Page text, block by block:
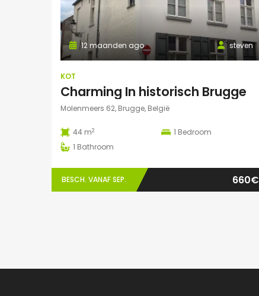
steven
12 maanden ago
KOT
Charming In historisch Brugge
Molenmeers 62, Brugge, België
44 m2 1 Bedroom
1 Bathroom
BESCH. VANAF SEP. 660€